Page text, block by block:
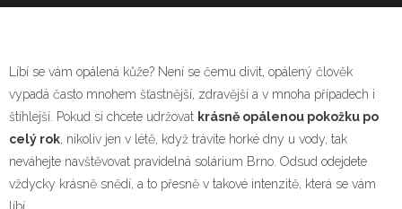
Líbí se vám opálená kůže? Není se čemu divit, opálený člověk
vypadá často mnohem šťastnější, zdravější a v mnoha případech i
štíhlejší. Pokud si chcete udržovat krásně opálenou pokožku po
celý rok , nikoliv jen v létě, když trávíte horké dny u vody, tak
neváhejte navštěvovat pravidelná solárium Brno . Odsud odejdete
vždycky krásně snědí, a to přesně v takové intenzitě, která se vám